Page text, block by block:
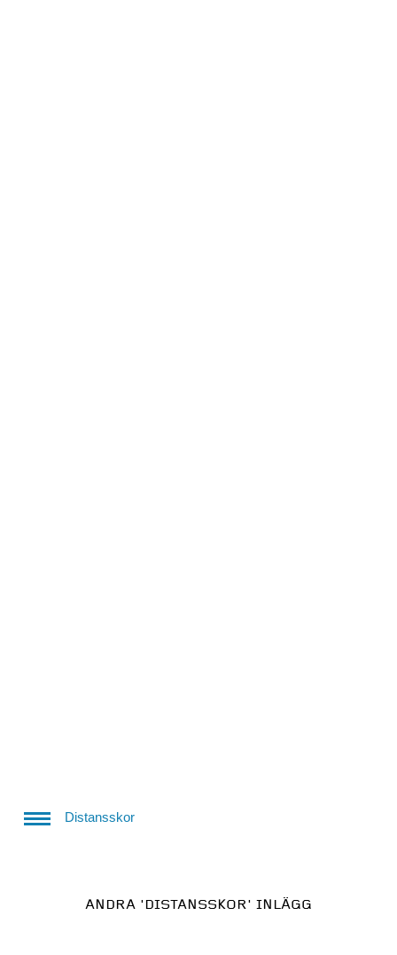
Distansskor
ANDRA 'DISTANSSKOR' INLÄGG